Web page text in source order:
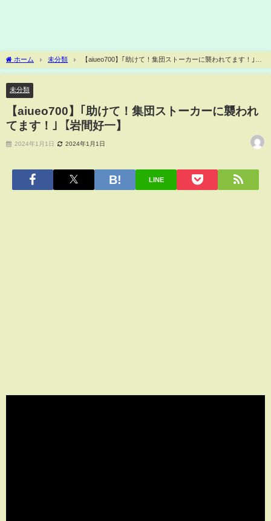
ホーム 未分類
【aiueo700】｢助けて！集団ストーカーに襲われてます！｣
【岩間好一】
未分類
【aiueo700】｢助けて！集団ストーカーに襲われ
てます！｣【岩間好一】
2024年1月1日 2024年1月1日
LINE